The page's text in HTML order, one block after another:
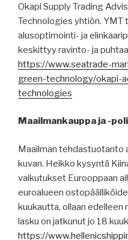
Okapi Supply Trading
Technologies yhtiön. YMT
alusoptimointi- ja
keskittyy ravinto- ja
https://www.seatrade-
green-technology/okapi-
technologies
Maailmankauppa ja -
Maailman tehdastuotanto
kuvan. Heikko kysyntä
vaikutukset Eurooppaan
euroalueen
kuukautta, ollaan edelleen
lasku on jatkunut jo 18
https://